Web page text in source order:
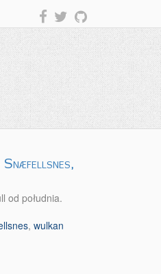
od południa.
, wulkan